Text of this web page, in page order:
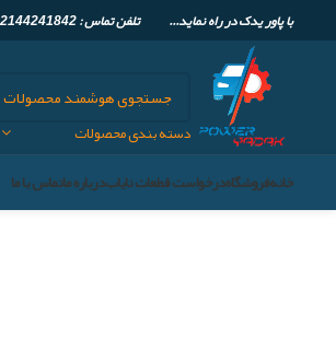
با پاور یدک در راه نماید... تلفن تماس :
دسته بندی محصولات
خانهفروشگاهدرخواست قطعات نایابدرباره ماتماس با ما